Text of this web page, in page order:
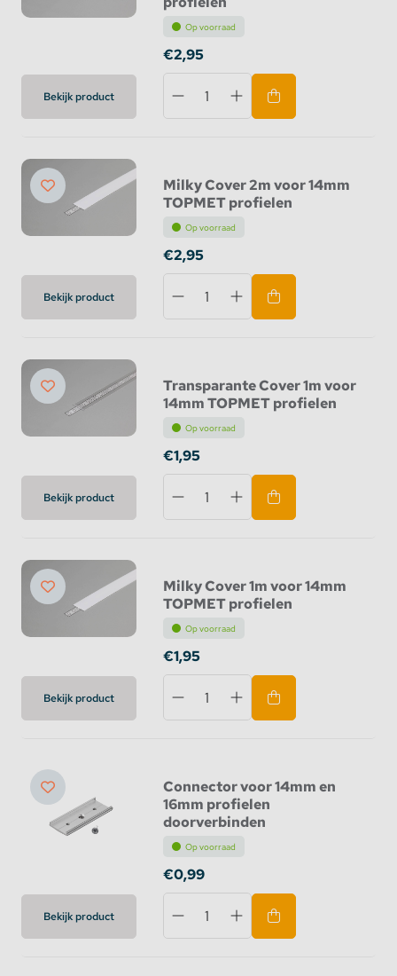
Bekijk product
Op voorraad
€2,95
Bekijk product
Milky Cover 2m voor 14mm
TOPMET profielen
Op voorraad
€2,95
Bekijk product
Transparante Cover 1m voor
14mm TOPMET profielen
Op voorraad
€1,95
Bekijk product
Milky Cover 1m voor 14mm
TOPMET profielen
Op voorraad
€1,95
Bekijk product
Connector voor 14mm en
16mm profielen
doorverbinden
Op voorraad
€0,99